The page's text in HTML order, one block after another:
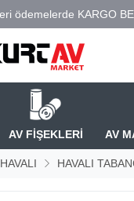
AV FİŞEKLERİ AV
HAVALI HAVALI